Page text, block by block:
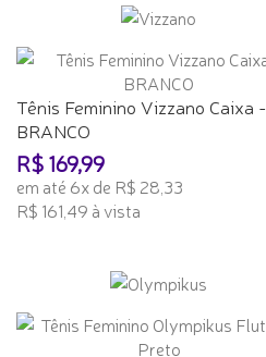
Tênis Feminino Vizzano Caixa -
BRANCO
R$ 169,99
em até 6x de R$ 28,33
R$ 161,49 à vista